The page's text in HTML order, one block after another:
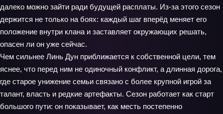
далеко можно зайти ради будущей расплаты. Из-за этого сезон
держится не только на боях: каждый шаг вперёд меняет его
положение внутри клана и заставляет окружающих решать,
опасен ли он уже сейчас.
Чем сильнее Линь Дун приближается к собственной цели, тем
яснее, что перед ним не одиночный конфликт, а длинная дорога,
где старое унижение семьи связано с более крупной игрой за
талант, власть и редкие артефакты. Сезон работает как старт
большого пути: он показывает, как месть постепенно